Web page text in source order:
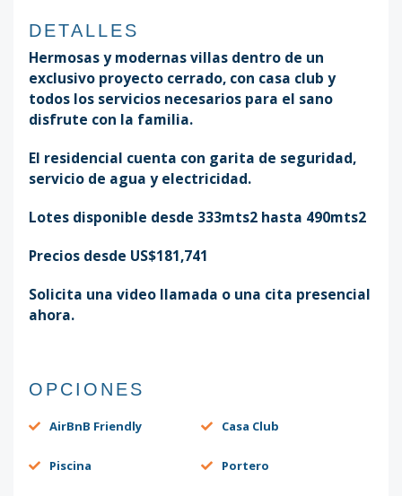
DETALLES
Hermosas y modernas villas dentro de un
exclusivo proyecto cerrado, con casa club y
todos los servicios necesarios para el sano
disfrute con la familia.
El residencial cuenta con garita de seguridad,
servicio de agua y electricidad.
Lotes disponible desde 333mts2 hasta 490mts2
Precios desde US$181,741
Solicita una video llamada o una cita presencial
ahora.
OPCIONES
AirBnB Friendly Casa Club
Piscina Portero